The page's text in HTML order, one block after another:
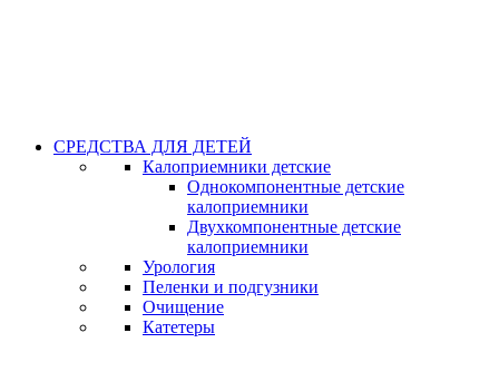
СРЕДСТВА ДЛЯ ДЕТЕЙ
Калоприемники детские
Однокомпонентные детские
калоприемники
Двухкомпонентные детские
калоприемники
Урология
Пеленки и подгузники
Очищение
Катетеры